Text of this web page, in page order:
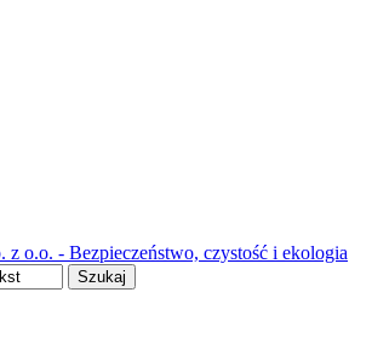
o.o. - Bezpieczeństwo, czystość i ekologia